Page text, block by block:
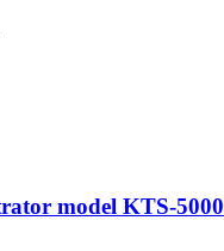
model KTS-5000